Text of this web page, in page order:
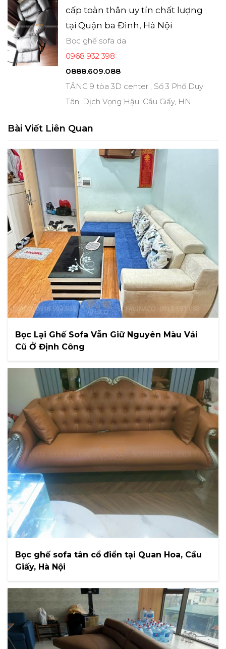
cấp toàn thân uy tín chất lượng
tại Quận ba Đình, Hà Nội
Bọc ghế sofa da
0968 932 398
0888.609.088
TẦNG 9 tòa 3D center , Số 3 Phố Duy
Tân, Dịch Vọng Hậu, Cầu Giấy, HN
Bài Viết Liên Quan
Bọc Lại Ghế Sofa Vẫn Giữ Nguyên Màu Vải
Cũ Ở Định Công
Bọc ghế sofa tân cổ điển tại Quan Hoa, Cầu
Giấy, Hà Nội